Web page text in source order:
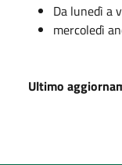
Da lunedì a
mercoledì
Ultimo